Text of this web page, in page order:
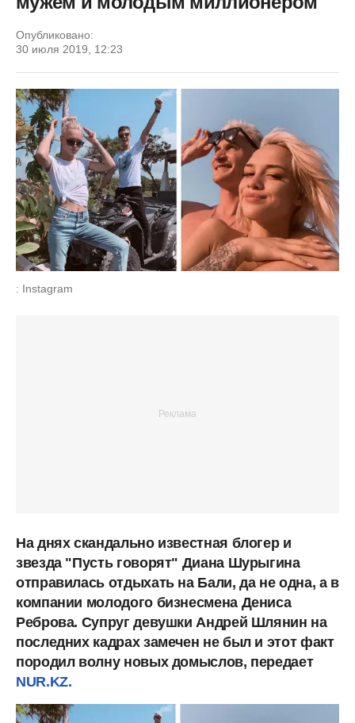
Опубликовано:
30 июля 2019, 12:23
: Instagram
На днях скандально известная блогер и
звезда "Пусть говорят" Диана Шурыгина
отправилась отдыхать на Бали, да не одна, а в
компании молодого бизнесмена Дениса
Реброва. Супруг девушки Андрей Шлянин на
последних кадрах замечен не был и этот факт
породил волну новых домыслов, передает
NUR.KZ.